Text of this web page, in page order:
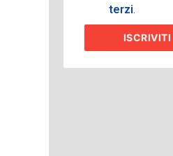
terzi.
ISCRIVITI